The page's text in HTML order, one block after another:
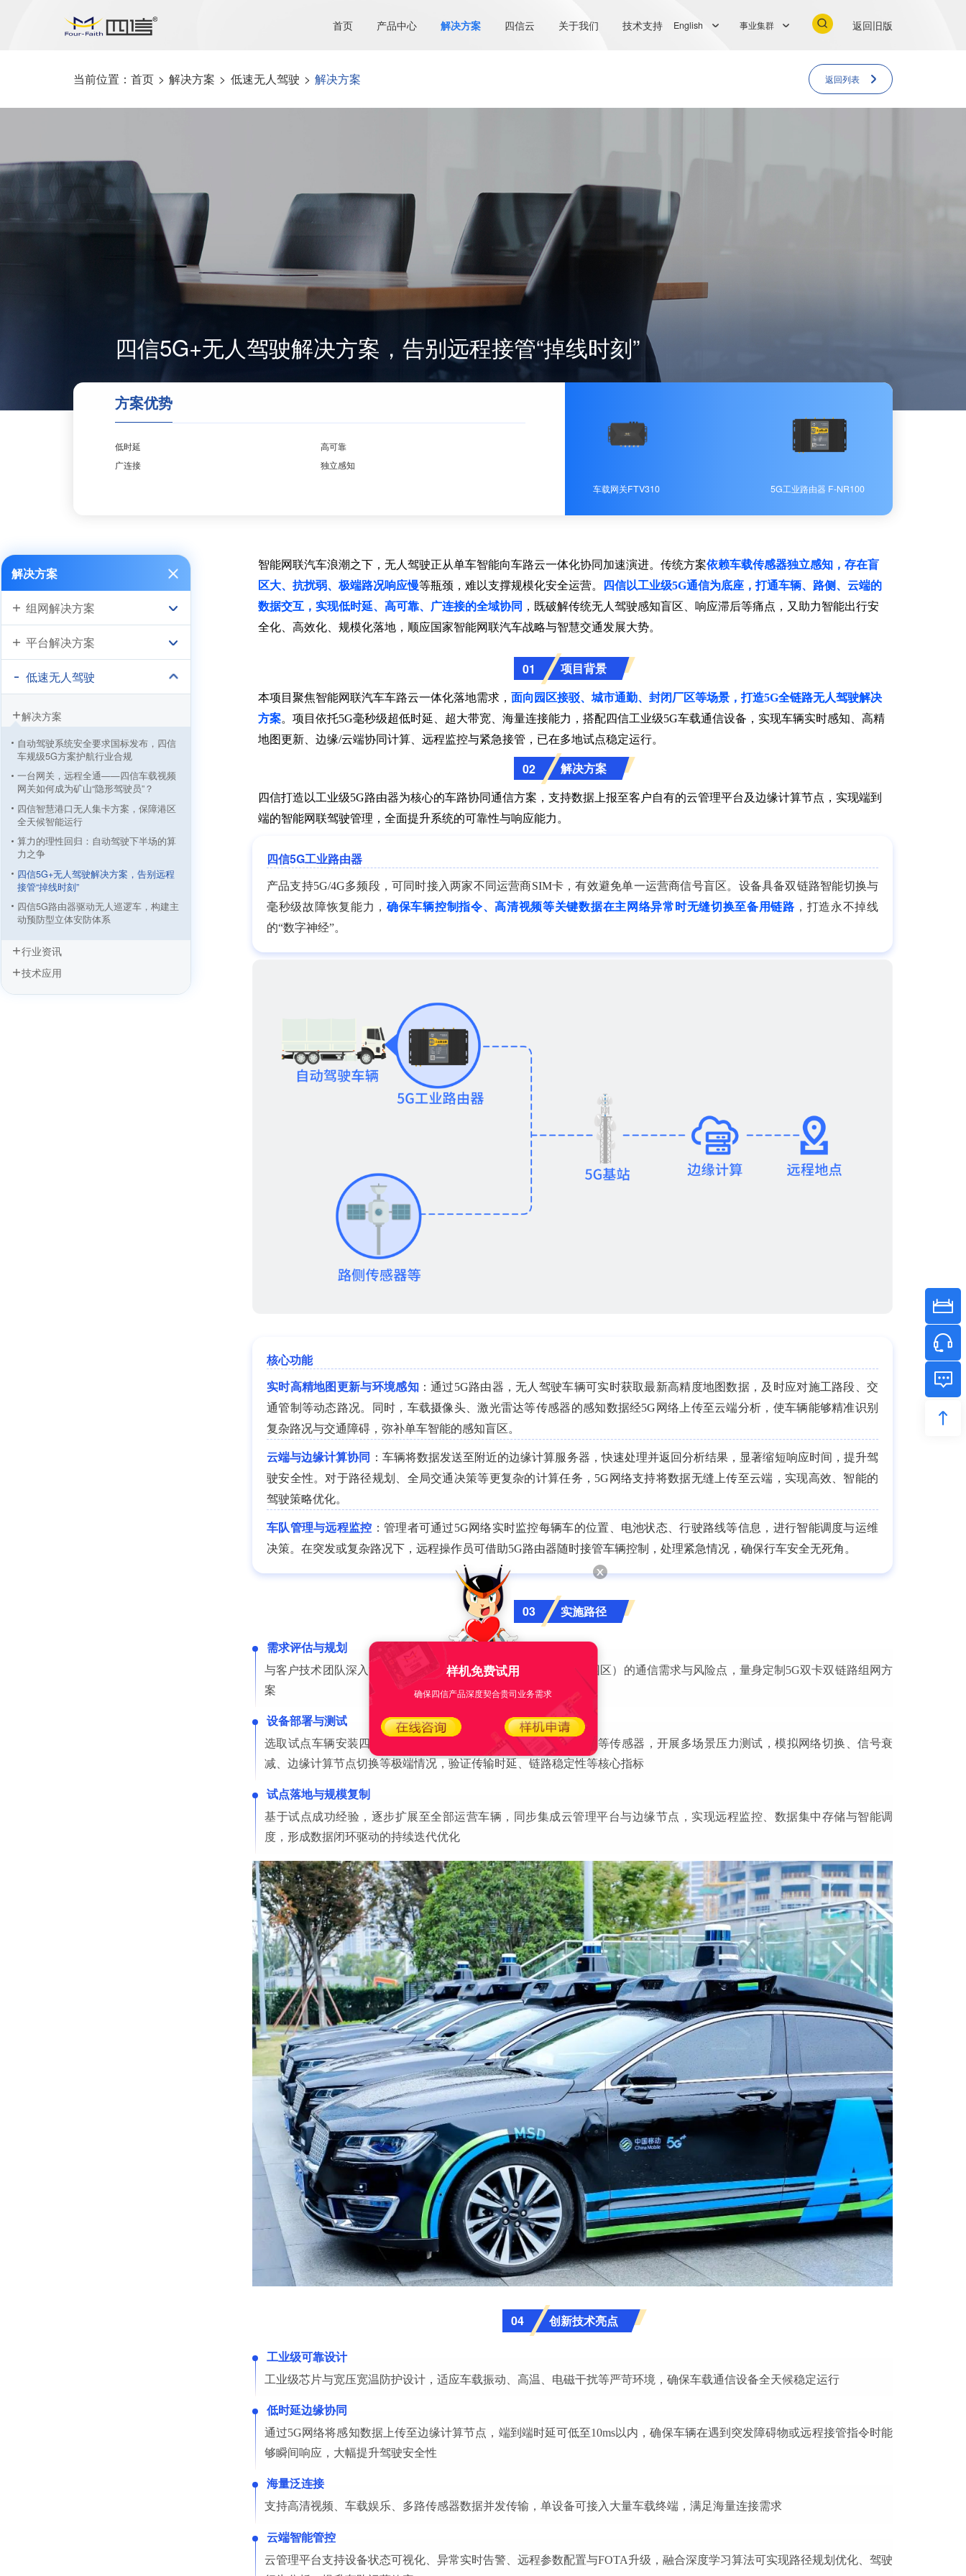
首页 产品中心 解决方案 四信云 关于我们 技术支持 English 事业集群 返回旧版
当前位置： 首页 > 解决方案 > 低速无人驾驶 > 解决方案 返回列表
四信5G+无人驾驶解决方案，告别远程接管“掉线时刻”
方案优势
低时延
高可靠
广连接
独立感知
车载网关FTV310
5G工业路由器 F-NR100
解决方案
组网解决方案
平台解决方案
低速无人驾驶
解决方案
自动驾驶系统安全要求国标发布，四信
车规级5G方案护航行业合规
一台网关，远程全通——四信车载视频
网关如何成为矿山“隐形驾驶员”？
四信智慧港口无人集卡方案，保障港区
全天候智能运行
算力的理性回归：自动驾驶下半场的算
力之争
四信5G+无人驾驶解决方案，告别远程
接管“掉线时刻”
四信5G路由器驱动无人巡逻车，构建主
动预防型立体安防体系
环卫工人“遮风挡雨”
四信5G车载网关：筑牢应急车通信“生
行业资讯
技术应用
智能网联汽车浪潮之下，无人驾驶正从单车智能向车路云一体化协同加速演进。传统方案依赖车载传感器独立感知，存在盲
区大、抗扰弱、极端路况响应慢等瓶颈，难以支撑规模化安全运营。
四信以工业级5G通信为底座，打通车辆、路侧、云端的
数据交互，实现低时延、高可靠、广连接的全域协同 ，既破解传统无人驾驶感知盲区、响应滞后等痛点，又助力智能出行安
全化、高效化、规模化落地，顺应国家智能网联汽车战略与智慧交通发展大势。
01 项目背景
本项目聚焦智能网联汽车车路云一体化落地需求， 面向园区接驳、城市通勤、封闭厂区等场景，打造5G全链路无人驾驶解决
方案。项目依托5G毫秒级超低时延、超大带宽、海量连接能力，搭配四信工业级5G车载通信设备，实现车辆实时感知、高精
地图更新、边缘/云端协同计算、远程监控与紧急接管，已在多地试点稳定运行。
02 解决方案
四信打造以工业级5G路由器为核心的车路协同通信方案，支持数据上报至客户自有的云管理平台及边缘计算节点，实现端到
端的智能网联驾驶管理，全面提升系统的可靠性与响应能力。
四信5G工业路由器
产品支持5G/4G多频段，可同时接入两家不同运营商SIM卡，有效避免单一运营商信号盲区。设备具备双链路智能切换与
毫秒级故障恢复能力， 确保车辆控制指令、高清视频等关键数据在主网络异常时无缝切换至备用链路 ，打造永不掉线
的“数字神经”。
核心功能
实时高精地图更新与环境感知：通过5G路由器，无人驾驶车辆可实时获取最新高精度地图数据，及时应对施工路段、交
通管制等动态路况。同时，车载摄像头、激光雷达等传感器的感知数据经5G网络上传至云端分析，使车辆能够精准识别
复杂路况与交通障碍，弥补单车智能的感知盲区。
云端与边缘计算协同
：车辆将数据发送至附近的边缘计算服务器，快速处理并返回分析结果，显著缩短响应时间，提升驾
驶安全性。对于路径规划、全局交通决策等更复杂的计算任务，5G网络支持将数据无缝上传至云端，实现高效、智能的
驾驶策略优化。
车队管理与远程监控 ：管理者可通过5G网络实时监控每辆车的位置、电池状态、行驶路线等信息，进行智能调度与运维
决策。在突发或复杂路况下，远程操作员可借助5G路由器随时接管车辆控制，处理紧急情况，确保行车安全无死角。
03 实施路径
需求评估与规划
与客户技术团队深入沟通，分析不同场景下（城市道路、高速、园区）的通信需求与风险点，量身定制5G双卡双链路组网方
案
设备部署与测试
选取试点车辆安装四信工业级5G路由器，连接摄像头、激光雷达等传感器，开展多场景压力测试，模拟网络切换、信号衰
减、边缘计算节点切换等极端情况，验证传输时延、链路稳定性等核心指标
试点落地与规模复制
基于试点成功经验，逐步扩展至全部运营车辆，同步集成云管理平台与边缘节点，实现远程监控、数据集中存储与智能调
度，形成数据闭环驱动的持续迭代优化
04 创新技术亮点
工业级可靠设计
工业级芯片与宽压宽温防护设计，适应车载振动、高温、电磁干扰等严苛环境，确保车载通信设备全天候稳定运行
低时延边缘协同
通过5G网络将感知数据上传至边缘计算节点，端到端时延可低至10ms以内，确保车辆在遇到突发障碍物或远程接管指令时能
够瞬间响应，大幅提升驾驶安全性
海量泛连接
支持高清视频、车载娱乐、多路传感器数据并发传输，单设备可接入大量车载终端，满足海量连接需求
云端智能管控
云管理平台支持设备状态可视化、异常实时告警、远程参数配置与FOTA升级，融合深度学习算法可实现路径规划优化、驾驶
样机免费试用
确保四信产品深度契合贵司业务需求